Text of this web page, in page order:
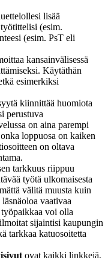
lisää
(esim.
(esim. PsT eli
kansainvälisessä
Käytäthän
esimerkiksi
kiinnittää huomiota
perustuva
on aina parempi
loppuosa on kaiken
on oltava
tarkkuus riippuu
työtä ulkomaisesta
välitä muusta kuin
vaativaa
voi olla
sijaintisi kaupungin
tarkkaa katuosoitetta
ovat kaikki linkkejä,